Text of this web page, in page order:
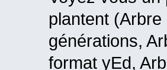
plantent
générations,
format yEd,